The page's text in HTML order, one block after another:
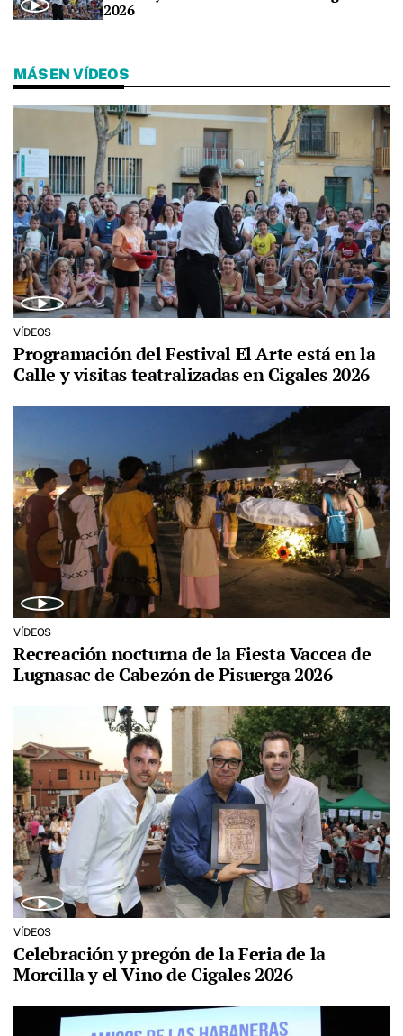
2026
MÁS EN VÍDEOS
VÍDEOS
Programación del Festival El Arte está en la
Calle y visitas teatralizadas en Cigales 2026
VÍDEOS
Recreación nocturna de la Fiesta Vaccea de
Lugnasac de Cabezón de Pisuerga 2026
VÍDEOS
Celebración y pregón de la Feria de la
Morcilla y el Vino de Cigales 2026